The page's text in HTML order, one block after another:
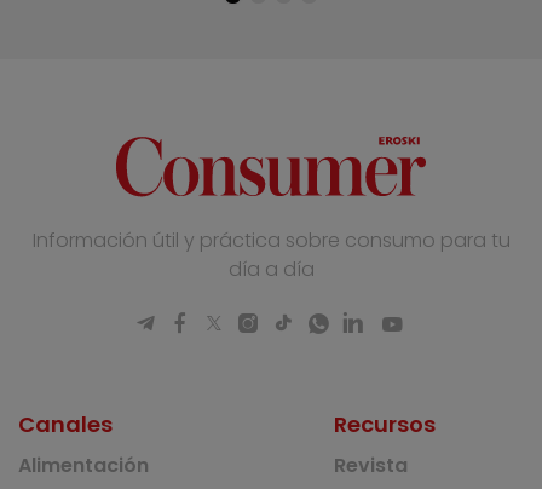
Información útil y práctica sobre consumo para tu
día a día
Canales
Alimentación
Recursos
Revista